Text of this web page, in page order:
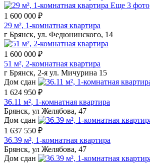
Еще 3 фото
1 600 000 ₽
29 м², 1-комнатная квартира
г Брянск, ул. Федюнинского, 14
1 600 000 ₽
51 м², 2-комнатная квартира
г Брянск, 2-я ул. Мичурина 15
Дом сдан
1 624 950 ₽
36.11 м², 1-комнатная квартира
Брянск, ул Желябова, 47
Дом сдан
1 637 550 ₽
36.39 м², 1-комнатная квартира
Брянск, ул Желябова, 47
Дом сдан